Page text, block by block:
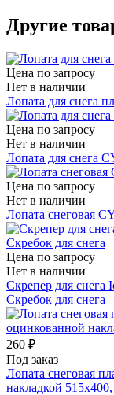
Другие
Цена по запросу
Нет в наличии
Лопата для снега
Цена по запросу
Нет в наличии
Лопата для снега
Цена по запросу
Нет в наличии
Лопата снеговая
Цена по запросу
Нет в наличии
Скрепер для снега
Скребок для снега
260 ₽
Под заказ
Лопата снеговая
накладкой 515х400,